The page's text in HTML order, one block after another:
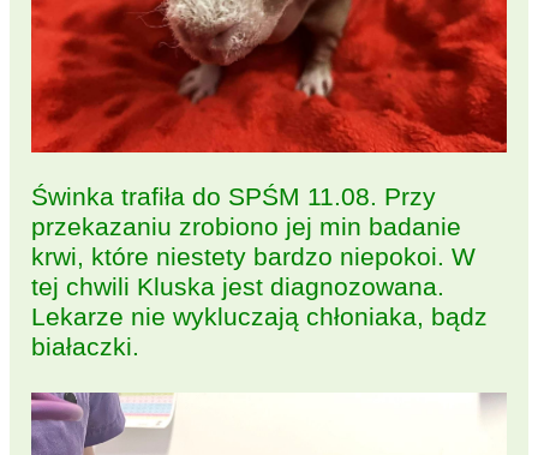
Świnka trafiła do SPŚM 11.08. Przy
przekazaniu zrobiono jej min badanie
krwi, które niestety bardzo niepokoi. W
tej chwili Kluska jest diagnozowana.
Lekarze nie wykluczają chłoniaka, bądz
białaczki.